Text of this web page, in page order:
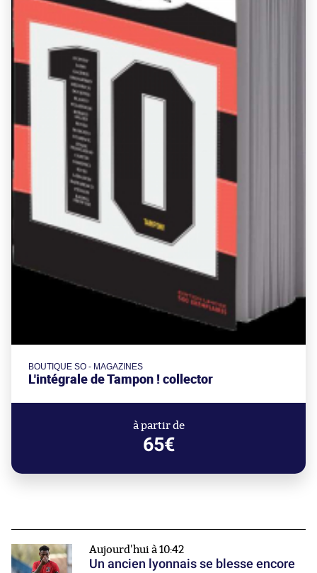
BOUTIQUE SO - MAGAZINES
L'intégrale de Tampon ! collector
à partir de
65€
Aujourd'hui à 10:42
Un ancien lyonnais se blesse encore